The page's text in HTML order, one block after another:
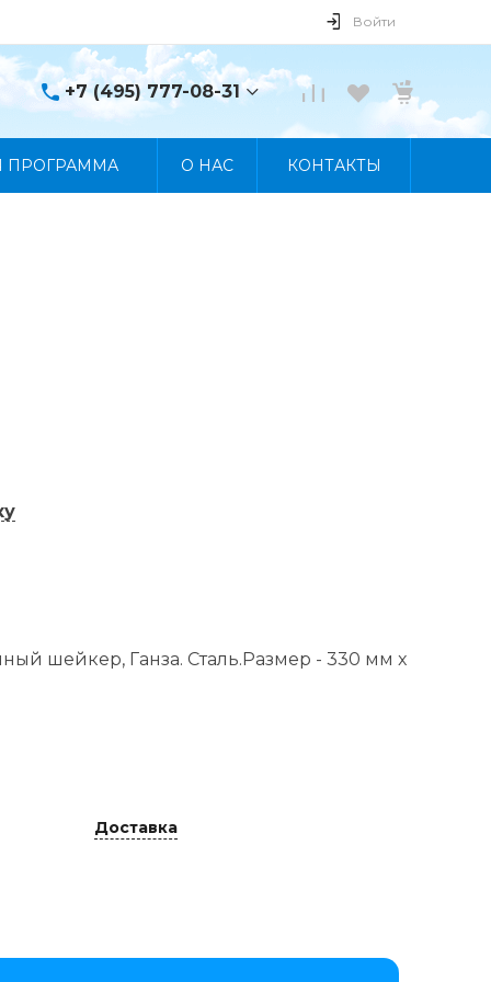
Войти
+7 (495) 777-08-31
+7 (495) 777-08-31
ПРОГРАММА О НАС КОНТАКТЫ
шейкер, Ганза. Сталь.Размер - 330 мм x
Доставка